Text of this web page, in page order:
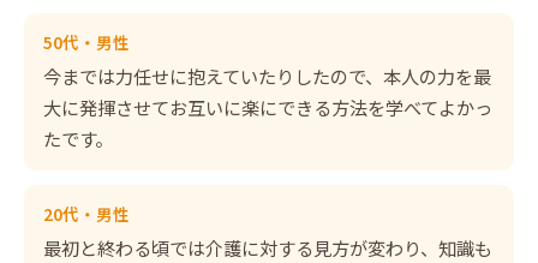
50代・男性
今までは力任せに抱えていたりしたので、本人の力を最
大に発揮させてお互いに楽にできる方法を学べてよかっ
たです。
20代・男性
最初と終わる頃では介護に対する見方が変わり、知識も